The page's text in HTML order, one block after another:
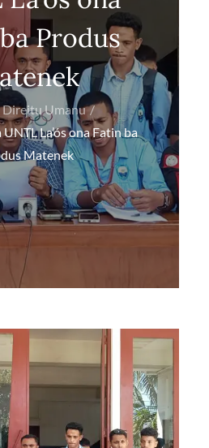
Produs
Direitu Umanu
La’ós ona Fatin ba
Matenek